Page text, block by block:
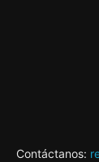
Contáctanos: